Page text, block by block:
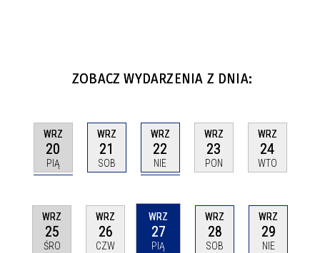
ZOBACZ WYDARZENIA Z DNIA:
WRZ
20
PIĄ
WRZ
21
SOB
WRZ
22
NIE
WRZ
23
PON
WRZ
24
WTO
WRZ
25
ŚRO
WRZ
26
CZW
WRZ
27
PIĄ
WRZ
28
SOB
WRZ
29
NIE